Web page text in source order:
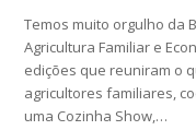
Temos muito orgulho da
Agricultura Familiar e
edições que reuniram o
agricultores familiares,
uma Cozinha Show,…